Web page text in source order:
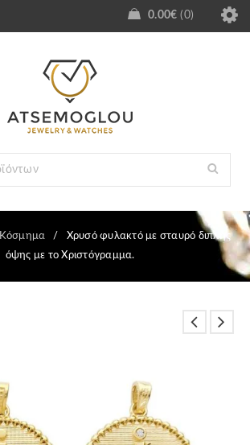
0.00€ 0
Κόσμημα /
Χρυσό φυλακτό με σταυρό διπλής
όψης με το Χριστόγραμμα.